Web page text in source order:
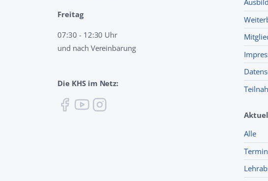
Freitag
07:30 - 12:30 Uhr
und nach Vereinbarung
Die KHS im Netz:
Alle